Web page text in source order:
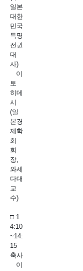
일본
대한
민국
특명
전권
대
사)
이
토
히데
시
(일
본경
제학
회
회
장,
와세
다대
교
수)
□ 1
4:10
~14:
15
축사
이